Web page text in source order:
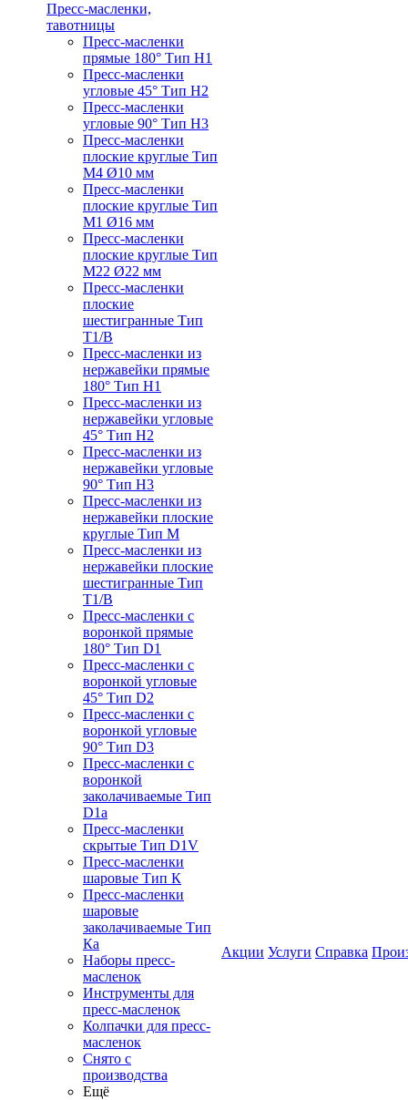
Пресс-масленки,
тавотницы
Пресс-масленки
прямые 180° Тип H1
Пресс-масленки
угловые 45° Тип H2
Пресс-масленки
угловые 90° Тип H3
Пресс-масленки
плоские круглые Тип
M4 Ø10 мм
Пресс-масленки
плоские круглые Тип
M1 Ø16 мм
Пресс-масленки
плоские круглые Тип
M22 Ø22 мм
Пресс-масленки
плоские
шестигранные Тип
T1/B
Пресс-масленки из
нержавейки прямые
180° Тип H1
Пресс-масленки из
нержавейки угловые
45° Тип H2
Пресс-масленки из
нержавейки угловые
90° Тип H3
Пресс-масленки из
нержавейки плоские
круглые Тип M
Пресс-масленки из
нержавейки плоские
шестигранные Тип
T1/B
Пресс-масленки с
воронкой прямые
180° Тип D1
Пресс-масленки с
воронкой угловые
45° Тип D2
Пресс-масленки с
воронкой угловые
90° Тип D3
Пресс-масленки с
воронкой
заколачиваемые Тип
D1a
Пресс-масленки
скрытые Тип D1V
Пресс-масленки
шаровые Тип К
Пресс-масленки
шаровые
заколачиваемые Тип
Кa
Наборы пресс-
масленок
Инструменты для
пресс-масленок
Колпачки для пресс-
масленок
Снято с
производства
Ещё
Акции Услуги Справка